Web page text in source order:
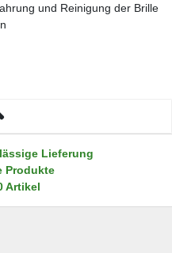
und Reinigung der Brille
Lieferung
Produkte
Artikel